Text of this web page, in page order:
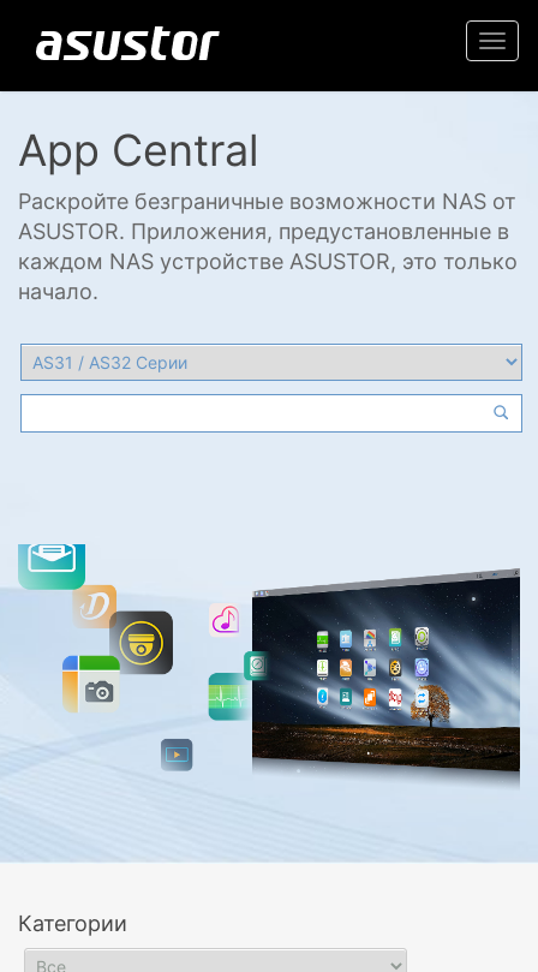
App Central
Раскройте безграничные возможности NAS от
ASUSTOR. Приложения, предустановленные в
каждом NAS устройстве ASUSTOR, это только
начало.
Категории